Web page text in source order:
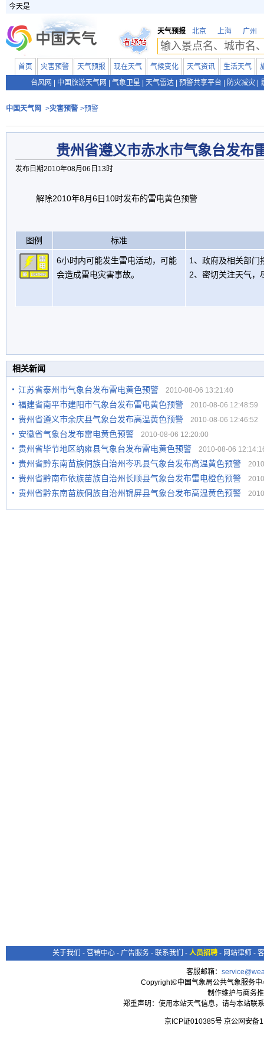
今天是
天气预报 北京 上海 广州
首页 灾害预警 天气预报 现在天气 气候变化 天气资讯 生活天气
台风网
中国旅游天气网 气象卫星 天气雷达 预警共享平台 防灾减灾
中国天气网 >灾害预警 >预警
贵州省遵义市赤水市气象台发布
发布日期2010年08月06日13时
解除2010年8月6日10时发布的雷电黄色预警
图例 标准
6小时内可能发生雷电活动，可能
会造成雷电灾害事故。
1、政府及相关部门
2、密切关注天气，
相关新闻
江苏省泰州市气象台发布雷电黄色预警 2010-08-06 13:21:40
福建省南平市建阳市气象台发布雷电黄色预警 2010-08-06 12:48:59
贵州省遵义市余庆县气象台发布高温黄色预警 2010-08-06 12:46:52
安徽省气象台发布雷电黄色预警 2010-08-06 12:20:00
贵州省毕节地区纳雍县气象台发布雷电黄色预警 2010-08-06
贵州省黔东南苗族侗族自治州岑巩县气象台发布高温黄色预警
贵州省黔南布依族苗族自治州长顺县气象台发布雷电橙色预警
贵州省黔东南苗族侗族自治州锦屏县气象台发布高温黄色预警
关于我们 - 营销中心 - 广告服务 - 联系我们 - 人员招聘 - 网站律师 -
客服邮箱：
Copyright©中国气象局公共气象服务
制作维护与商务
郑重声明：使用本站天气信息，请与本站联
京ICP证010385号 京公网安备